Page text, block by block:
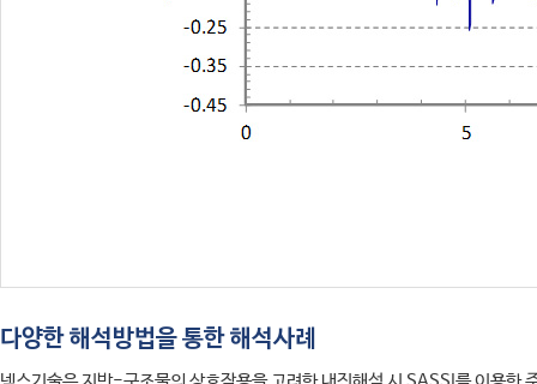
다양한 해석방법을 통한 해석사례